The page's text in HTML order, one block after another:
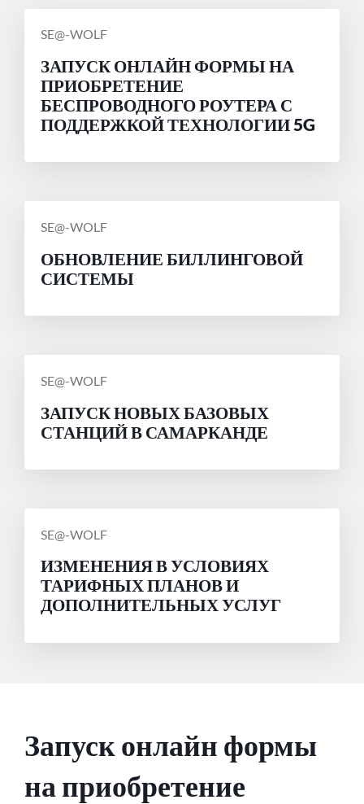
СООБЩЕНИЕ
SE@-WOLF
ЗАПУСК ОНЛАЙН ФОРМЫ НА
ПРИОБРЕТЕНИЕ
БЕСПРОВОДНОГО РОУТЕРА С
ПОДДЕРЖКОЙ ТЕХНОЛОГИИ 5G
СООБЩЕНИЕ
SE@-WOLF
ОБНОВЛЕНИЕ БИЛЛИНГОВОЙ
СИСТЕМЫ
СООБЩЕНИЕ
SE@-WOLF
ЗАПУСК НОВЫХ БАЗОВЫХ
СТАНЦИЙ В САМАРКАНДЕ
СООБЩЕНИЕ
SE@-WOLF
ИЗМЕНЕНИЯ В УСЛОВИЯХ
ТАРИФНЫХ ПЛАНОВ И
ДОПОЛНИТЕЛЬНЫХ УСЛУГ
Запуск онлайн формы
на приобретение